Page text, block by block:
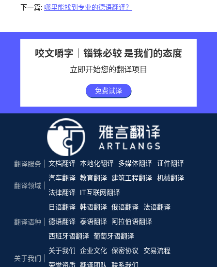
下一篇: 哪里能找到专业的德语翻译？
咬文嚼字｜锱铢必较 是我们的态度
立即开始您的翻译项目
免费试译
翻译服务 文档翻译 本地化翻译 多媒体翻译 证件翻译
翻译领域
汽车翻译 教育翻译 建筑工程翻译 机械翻译
法律翻译
IT互联网翻译
翻译语种
日语翻译 韩语翻译 俄语翻译
法语翻译
德语翻译 泰语翻译 阿拉伯语翻译
西班牙语翻译 葡萄牙语翻译
关于我们
关于我们 企业文化 保密协议
交易流程
荣誉资质 翻译团队 联系我们